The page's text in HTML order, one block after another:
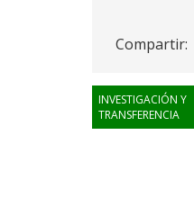
Compartir:
INVESTIGACIÓN Y
TRANSFERENCIA